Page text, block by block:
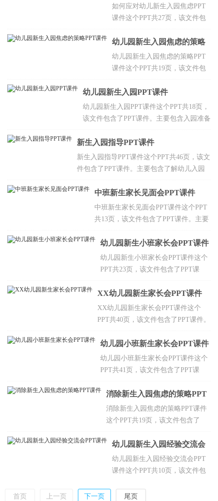
境，正确看待幼儿各种行为，支持理
解教师工作等，欢迎点击下载。
PPT课件
如何应对幼儿新生入园焦虑PPT
课件这个PPT共27页，该文件包
分离焦虑，分离焦虑的表现，分
离焦虑产生的原因及对策，从案
例出发探究应对分离焦虑的措
绪，新生的家长工作要求及沟通
求等，欢迎点击下载。
幼儿园新生入园焦虑的策略
PPT课件
幼儿园新生入园焦虑的策略PPT
课件这个PPT共19页，该文件包
介绍幼儿园的好处，家长要克服
自己的焦躁情绪，坚持天天送孩
子入园，大大方方地与孩子说再
导，家长要按时接孩子，约个小
下载。
幼儿园新生入园PPT课件
幼儿园新生入园PPT课件这个PPT共18页，
该文件包含了PPT课件。主要包含入园准备
人的态度及处理方式，教师处理方式，家
长处理方式，幼儿情绪的发展，情绪发泄
对于孩子的价值等，欢迎点击下载。
新生入园指导PPT课件
新生入园指导PPT课件这个PPT共46页，该文
件包含了PPT课件。主要包含了解幼儿入园
儿入园适应工作的作用等，欢迎点击下载。
中班新生家长见面会PPT课件
中班新生家长见面会PPT课件这个PPT
共13页，该文件包含了PPT课件。主要
程设置简介，家园共育，接送注意事
项，保健注意事项等，欢迎点击下载。
幼儿园新生小班家长会PPT课件
幼儿园新生小班家长会PPT课件这个
PPT共23页，该文件包含了PPT课
绍，班级基本情况，本阶段幼儿特
点，本学期学习任务，作息时间及其
他等，欢迎点击下载。
XX幼儿园新生家长会PPT课件
XX幼儿园新生家长会PPT课件这个
PPT共40页，该文件包含了PPT课件。
置，教师配置，幼儿在园一日作息时
间，本学期大型活动安排，新生入园
焦虑的应对与家园配合家园手拉手，
幼儿园小班新生家长会PPT课件
幼儿园小班新生家长会PPT课件这个
PPT共41页，该文件包含了PPT课
虑和自理能力的培养，关于教育教学
内容，关于家园共育，安全工作及接
送制度等，欢迎点击下载。
消除新生入园焦虑的策略PPT
课件
消除新生入园焦虑的策略PPT课件
这个PPT共19页，该文件包含了
应对孩子的入园焦虑，我的的作息
时间、接送制度，关于请假、药物
管理，关于宝宝的衣着，关于成长
欢迎点击下载。
幼儿园新生入园经验交流会
PPT课件
幼儿园新生入园经验交流会PPT
课件这个PPT共10页，该文件包
园交流会流程，入学前准备，入
首页 上一页 下一页 尾页